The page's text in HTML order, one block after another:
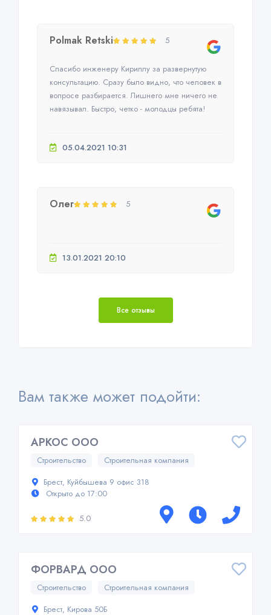
Polmak Retski 5
Спасибо инженеру Кириллу за развернутую
консультацию. Сразу было видно, что человек в
вопросе разбирается. Лишнего мне ничего не
навязывал. Быстро, четко - молодцы ребята!
05.04.2021 10:31
Олег 5
13.01.2021 20:10
Все отзывы
Вам также может подойти:
АРКОС ООО
Строительство
Строительная компания
Брест, Куйбышева 9 офис 318
Открыто до 17:00
5.0
ФОРВАРД ООО
Строительство
Строительная компания
Брест, Кирова 50Б